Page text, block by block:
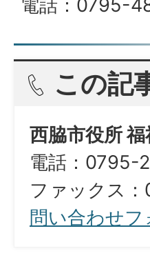
電話：0795-
この記
西脇市役所
電話：0795-
ファックス
問い合わせフ